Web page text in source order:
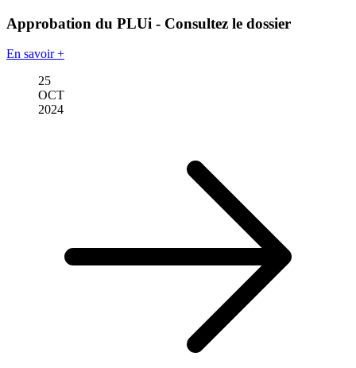
Approbation du PLUi - Consultez le dossier
En savoir +
25
OCT
2024